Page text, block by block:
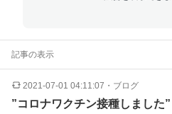
記事の表示
2021-07-01 04:11:07 ・ ブログ
”コロナワクチン接種しまし